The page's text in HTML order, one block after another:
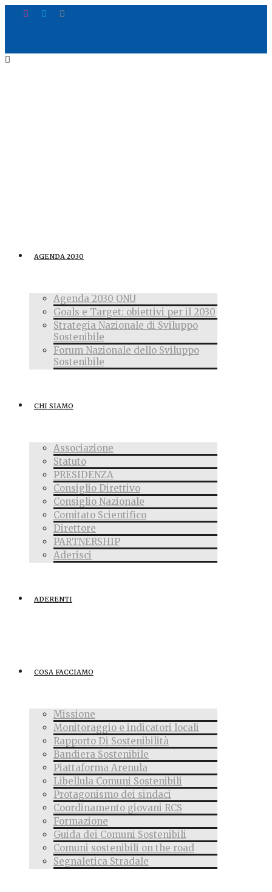
AGENDA 2030
Agenda 2030 ONU
Goals e Target: obiettivi per il 2030
Strategia Nazionale di Sviluppo
Sostenibile
Forum Nazionale dello Sviluppo
Sostenibile
CHI SIAMO
Associazione
Statuto
PRESIDENZA
Consiglio Direttivo
Consiglio Nazionale
Comitato Scientifico
Direttore
PARTNERSHIP
Aderisci
ADERENTI
COSA FACCIAMO
Missione
Monitoraggio e indicatori locali
Rapporto Di Sostenibilità
Bandiera Sostenibile
Piattaforma Arenula
Libellula Comuni Sostenibili
Protagonismo dei sindaci
Coordinamento giovani RCS
Formazione
Guida dei Comuni Sostenibili
Comuni sostenibili on the road
Segnaletica Stradale